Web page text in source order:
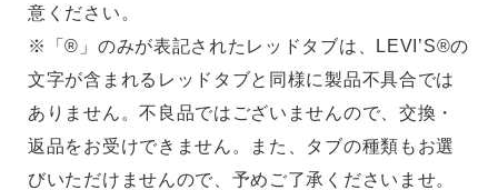
意ください。
※「®」のみが表記されたレッドタブは、LEVI’S®の
文字が含まれるレッドタブと同様に製品不具合では
ありません。不良品ではございませんので、交換・
返品をお受けできません。また、タブの種類もお選
びいただけませんので、予めご了承くださいませ。